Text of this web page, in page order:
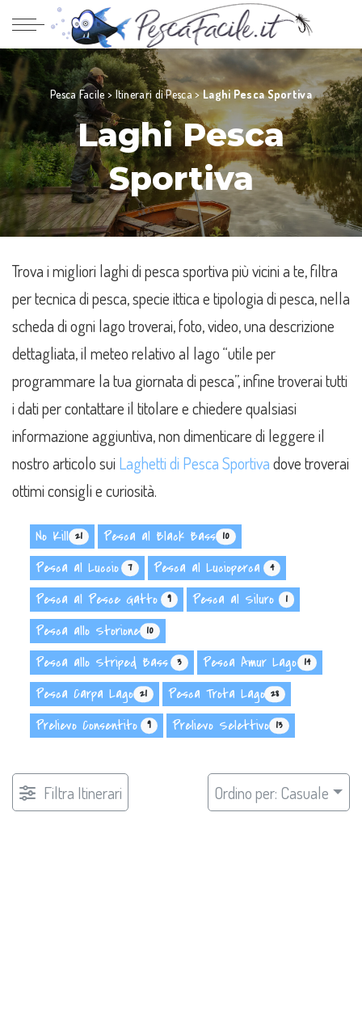
Pesca Facile> Itinerari di Pesca >Laghi Pesca Sportiva
Laghi Pesca
Sportiva
Trova i migliori laghi di pesca sportiva più vicini a te, filtra
per tecnica di pesca, specie ittica e tipologia di pesca, nella
scheda di ogni lago troverai, foto, video, una descrizione
dettagliata, il meteo relativo al lago “utile per
programmare la tua giornata di pesca”, infine troverai tutti
i dati per contattare il titolare e chiedere qualsiasi
informazione aggiuntiva, non dimenticare di leggere il
nostro articolo sui Laghetti di Pesca Sportivadove troverai
ottimi consigli e curiosità.
No Kill 21 Pesca al Black Bass 10
Pesca al Luccio 7 Pesca al Lucioperca 4
Pesca al Pesce Gatto 9 Pesca al Siluro 1
Pesca allo Storione 10
Pesca allo Striped Bass 3 Pesca Amur Lago 14
Pesca Carpa Lago 21 Pesca Trota Lago 28
Prelievo Consentito 9 Prelievo Selettivo 13
Filtra Itinerari Ordino per: Casuale